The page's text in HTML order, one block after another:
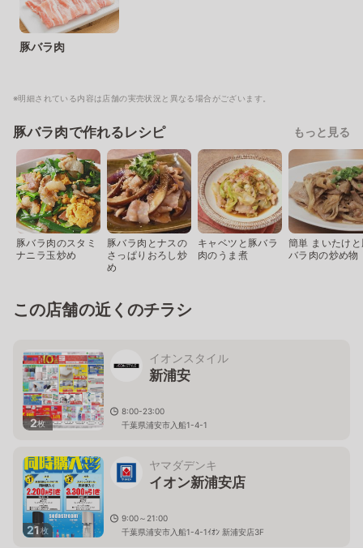
豚バラ肉
※明細されている内容は店舗の実売状況と異なる場合がございます。
豚バラ肉で作れるレシピ もっと見る
豚バラ肉のスタミ
ナニラ玉炒め
豚バラ肉とナスの
さっぱりおろし炒
め
キャベツと豚バラ
肉のうま煮
簡単 まいたけ
バラ肉の炒め物
この店舗の近くのチラシ
2枚
イオンスタイル
新浦安
8:00-23:00
千葉県浦安市入船1-4-1
21枚
ヤマダデンキ
イオン新浦安店
9:00～21:00
千葉県浦安市入船1-4-1ｲｵﾝ 新浦安店3F